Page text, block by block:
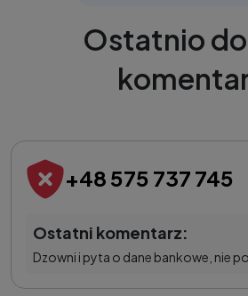
Ostatnio
+48 575 737 745
Ostatni komentarz:
Dzowni i pyta o dane bankowe, nie